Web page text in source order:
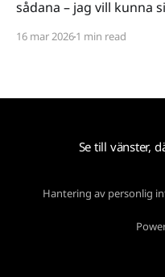
sådana – jag vill kunna
på ett kiss och bajs-
16 mar 20261 min read
Se till vänster,
Hantering av personlig